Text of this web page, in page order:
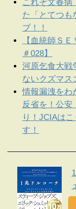
これぞ文春病
た「とてつも
ブ！！
【血統師Ｓ
＃028】
河原乞食大戦
ないクズマス
情報漏洩をわ
反省を！公安
り！JCIAは
す！